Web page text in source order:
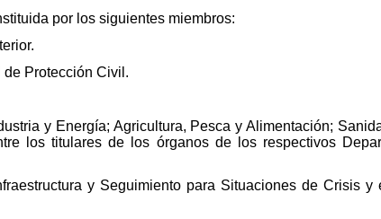
por los siguientes miembros:
Protección Civil.
y Energía; Agricultura, Pesca y Alimentación;
los titulares de los órganos de los respectivos
y Seguimiento para Situaciones de Crisis